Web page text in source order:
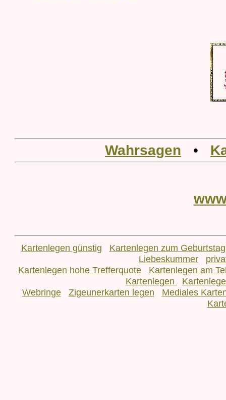
Wahrsagen •
Kartenlegen günstig
Kartenlegen zum Geburtstag
Liebeskummer
Kartenlegen hohe Trefferquote
Kartenlegen am
Kartenlegen
Webringe
Zigeunerkarten legen
Mediales